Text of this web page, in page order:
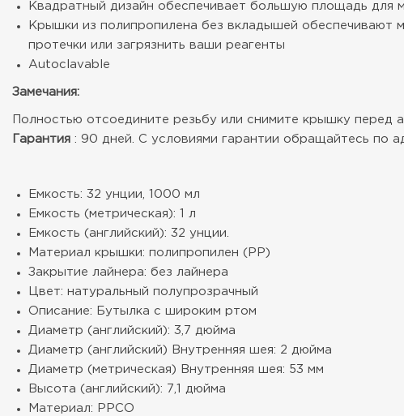
Квадратный дизайн обеспечивает большую площадь для
Крышки из полипропилена без вкладышей обеспечивают
протечки или загрязнить ваши реагенты
Autoclavable
Замечания:
Полностью отсоедините резьбу или снимите крышку перед
Гарантия : 90 дней. С условиями гарантии обращайтесь по
Емкость: 32 унции, 1000 мл
Емкость (метрическая): 1 л
Емкость (английский): 32 унции.
Материал крышки: полипропилен (PP)
Закрытие лайнера: без лайнера
Цвет: натуральный полупрозрачный
Описание: Бутылка с широким ртом
Диаметр (английский): 3,7 дюйма
Диаметр (английский) Внутренняя шея: 2 дюйма
Диаметр (метрическая) Внутренняя шея: 53 мм
Высота (английский): 7,1 дюйма
Материал: PPCO